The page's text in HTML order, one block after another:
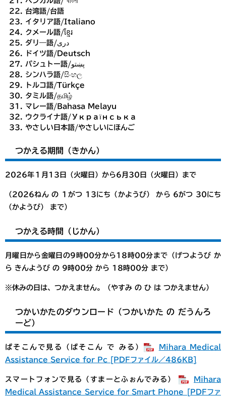
台湾語/台語
イタリア語/Italiano
クメール語/ខ្មែរ
ダリ―語/دری
ドイツ語/Deutsch
パシュトー語/پښتو
シンハラ語/සිංහල
トルコ語/Türkçe
タミル語/தமிழ்
マレー語/Bahasa Melayu
ウクライナ語/Українська
やさしい日本語/やさしいにほんご
つかえる期間（きかん）
2026年１月13日（火曜日）から6月30日（火曜日）まで
（2026ねん の １がつ 13にち（かようび） から 6がつ 30にち
（かようび） まで）
つかえる時間（じかん）
月曜日から金曜日の9時00分から18時00分まで（げつようび か
ら きんようび の 9時00分 から 18時00分 まで）
※休みの日は、つかえません。（やすみ の ひ は つかえません）
つかいかたのダウンロード（つかいかた の だうんろ
ーど）
ぱそこんで見る（ぱそこん で みる）
Mihara Medical
Assistance Service for Pc [PDFファイル／486KB]
スマートフォンで見る（すまーとふぉんでみる）
Mihara
Medical Assistance Service for Smart Phone [PDFファ